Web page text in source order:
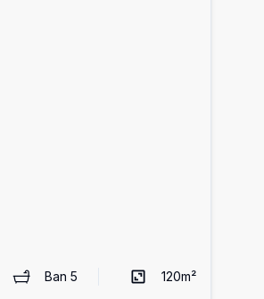
Ban5 120m²